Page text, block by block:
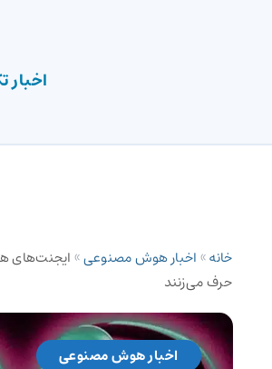
اخبار
خانه»اخبار هوش مصنوعی»
حرف می‌زنند
اخبار هوش مصنوعی